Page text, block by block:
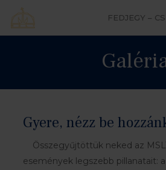
main
FEDJEGY –
Gyere, nézz be
Összegyűjtöttük neked az
események legszebb pillanatait: